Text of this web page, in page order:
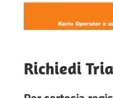
semplice
immediata
Richiedi